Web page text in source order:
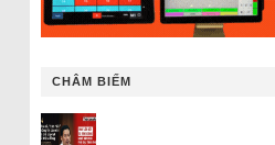
CHÂM BIẾM